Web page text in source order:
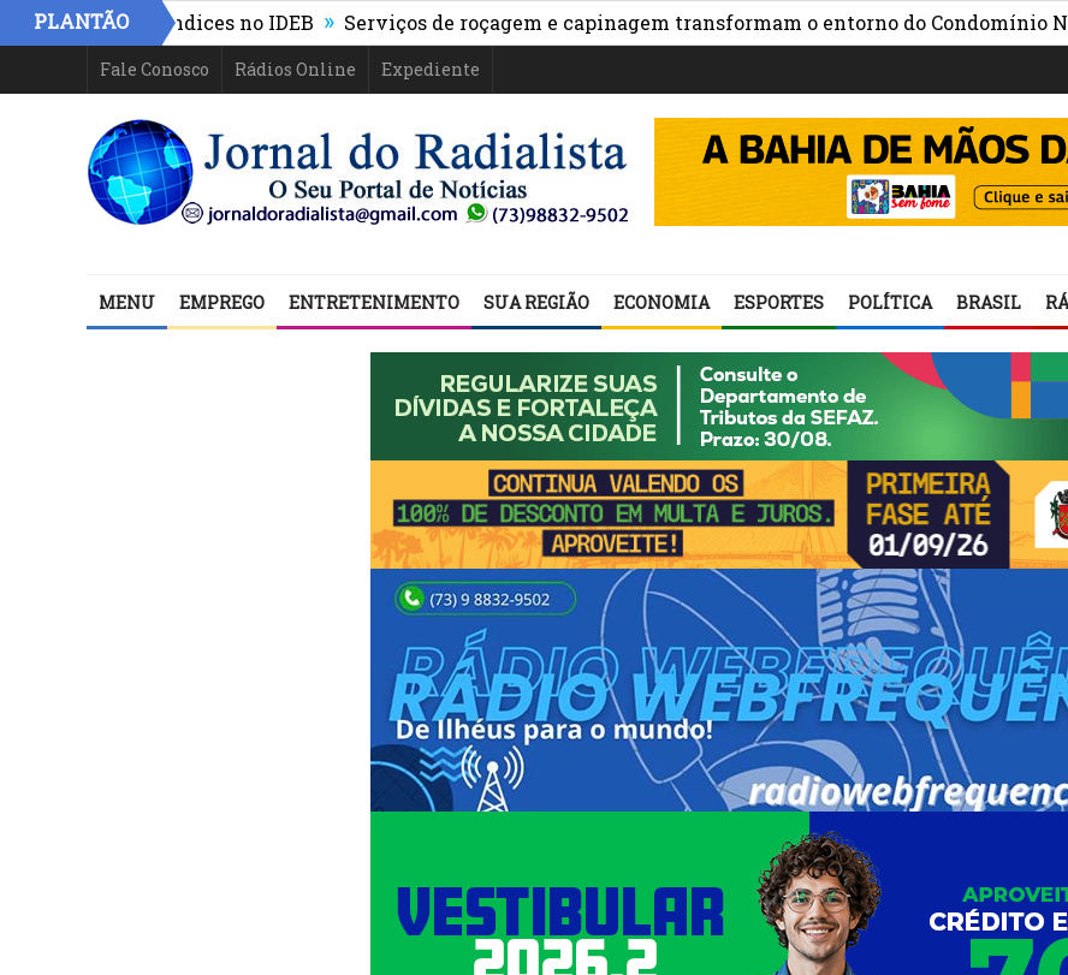
PLANTÃO
e eleva índices no IDEB » Serviços de roçagem e capinagem transformam o entorno do Condomínio Nova
Fale Conosco Rádios Online Expediente
MENU EMPREGO ENTRETENIMENTO SUA REGIÃO ECONOMIA ESPORTES POLÍTICA BRASIL